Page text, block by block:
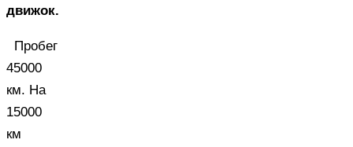
движок.
Пробег
45000
км. На
15000
км